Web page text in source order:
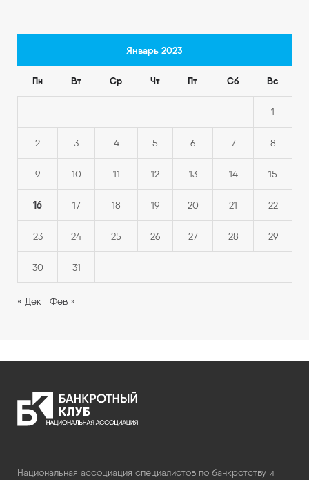
Январь 2023
Пн Вт Ср Чт Пт Сб Вс
1
2 3 4 5 6 7 8
9 10 11 12 13 14 15
16 17 18 19 20 21 22
23 24 25 26 27 28 29
30 31
« Дек Фев »
Национальная ассоциация специалистов по банкротству и